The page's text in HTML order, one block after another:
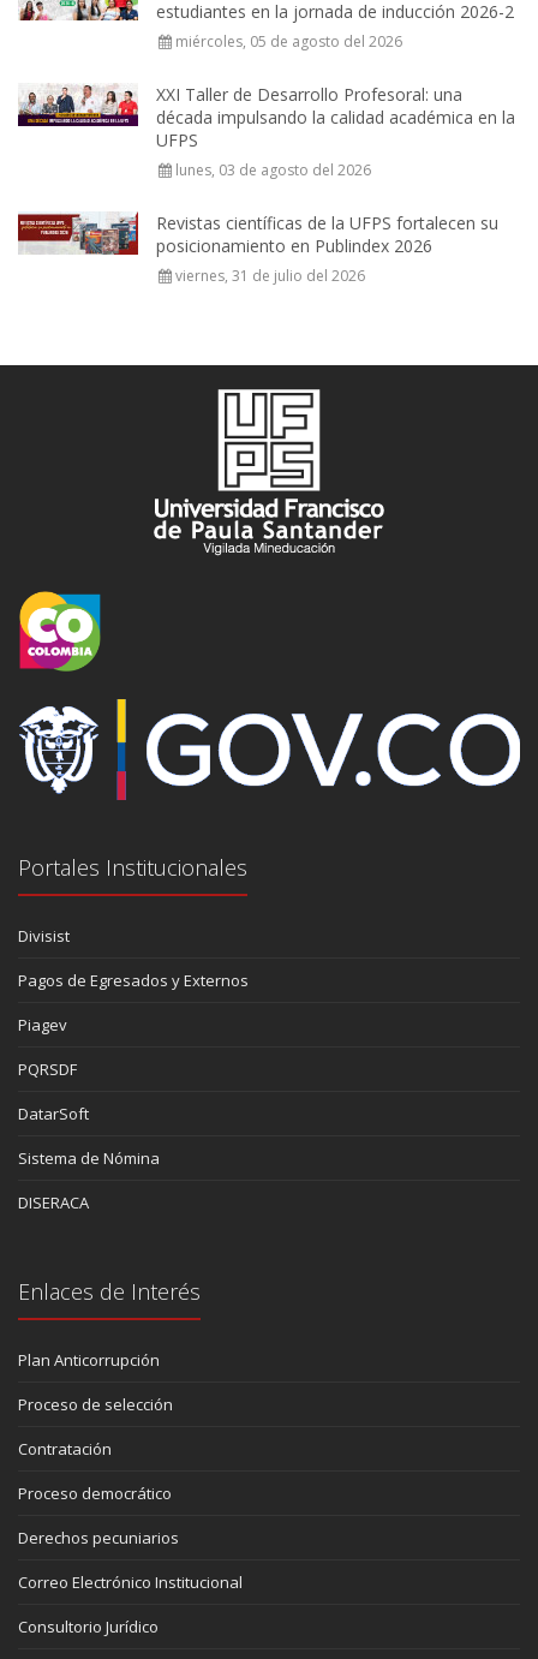
estudiantes en la jornada de inducción 2026-2
miércoles, 05 de agosto del 2026
XXI Taller de Desarrollo Profesoral: una
década impulsando la calidad académica en la
UFPS
lunes, 03 de agosto del 2026
Revistas científicas de la UFPS fortalecen su
posicionamiento en Publindex 2026
viernes, 31 de julio del 2026
Portales Institucionales
Divisist
Pagos de Egresados y Externos
Piagev
PQRSDF
DatarSoft
Sistema de Nómina
DISERACA
Enlaces de Interés
Plan Anticorrupción
Proceso de selección
Contratación
Proceso democrático
Derechos pecuniarios
Correo Electrónico Institucional
Consultorio Jurídico